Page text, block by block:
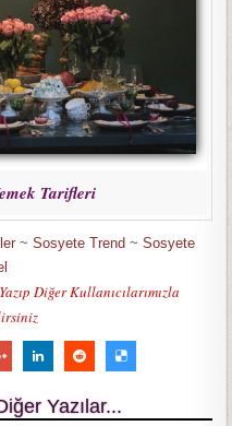
Tarifleri
~ Sosyete Trend ~ Sosyete
Diğer Kullanıcılarımızla
Yazılar...